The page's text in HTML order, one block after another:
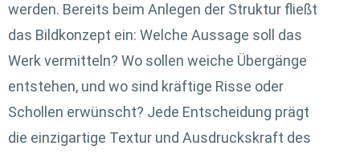
werden. Bereits beim Anlegen der Struktur fließt
das Bildkonzept ein: Welche Aussage soll das
Werk vermitteln? Wo sollen weiche Übergänge
entstehen, und wo sind kräftige Risse oder
Schollen erwünscht? Jede Entscheidung prägt
die einzigartige Textur und Ausdruckskraft des